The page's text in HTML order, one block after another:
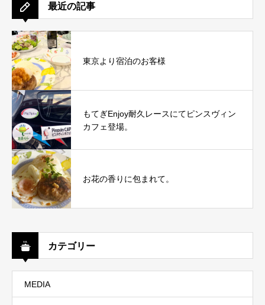
最近の記事
東京より宿泊のお客様
もてぎEnjoy耐久レースにてピンスヴィン
カフェ登場。
お花の香りに包まれて。
カテゴリー
MEDIA